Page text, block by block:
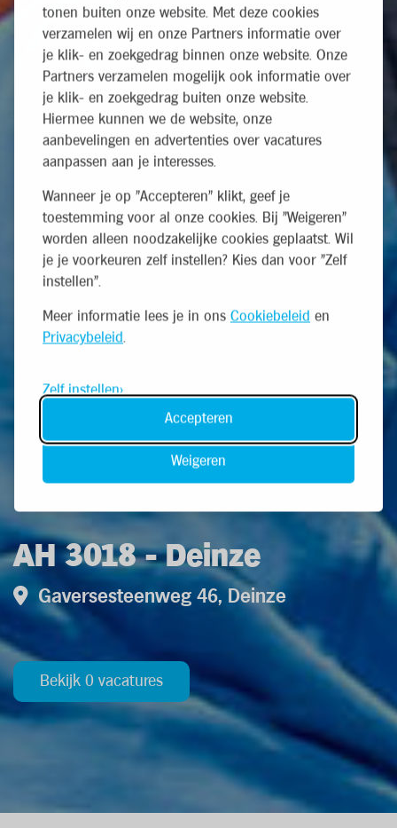
tonen buiten onze website. Met deze cookies
verzamelen wij en onze Partners informatie over
je klik- en zoekgedrag binnen onze website. Onze
Partners verzamelen mogelijk ook informatie over
je klik- en zoekgedrag buiten onze website.
Hiermee kunnen we de website, onze
aanbevelingen en advertenties over vacatures
aanpassen aan je interesses.
Wanneer je op "Accepteren" klikt, geef je
toestemming voor al onze cookies. Bij "Weigeren"
worden alleen noodzakelijke cookies geplaatst. Wil
je je voorkeuren zelf instellen? Kies dan voor "Zelf
instellen".
Meer informatie lees je in ons Cookiebeleid en
Privacybeleid.
Zelf instellen
Weigeren
Accepteren
AH 3018 - Deinze
Gaversesteenweg 46, Deinze
Bekijk 0 vacatures